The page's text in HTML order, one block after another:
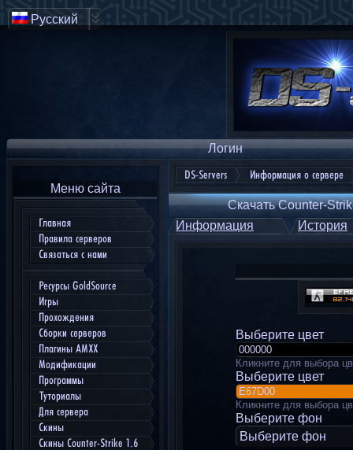
Логин
Меню сайта
Главная
Правила серверов
Связаться с нами
Ресурсы GoldSource
Игры
Прохождения
Сборки серверов
Плагины AMXX
Модификации
Программы
Туториалы
Для сервера
Скины
Скины Counter-Strike 1.6
DS-Servers Информация о сервере
Скачать Counter-
Информация
История
Выберите цвет
Кликните для выбора
Выберите цвет
Кликните для выбора
Выберите фон
Выберите фон
Русский